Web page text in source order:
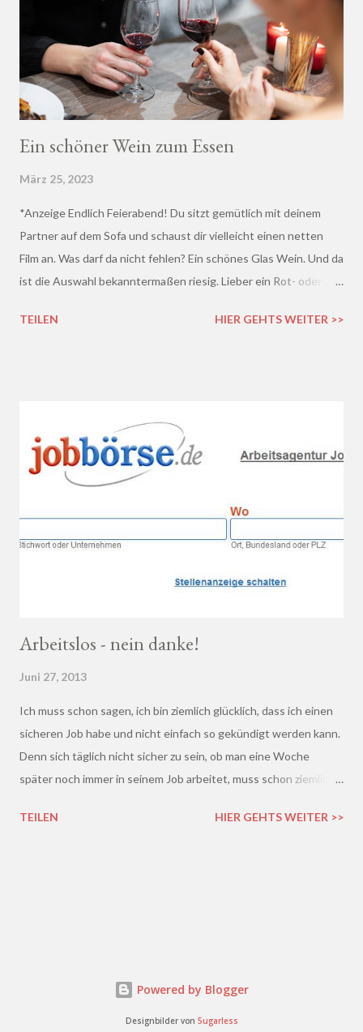
Ein schöner Wein zum Essen
März 25, 2023
*Anzeige Endlich Feierabend! Du sitzt gemütlich mit deinem
Partner auf dem Sofa und schaust dir vielleicht einen netten
Film an. Was darf da nicht fehlen? Ein schönes Glas Wein. Und da
ist die Auswahl bekanntermaßen riesig. Lieber ein Rot- oder
lieblich? Du hast die Qual der Wahl :D Wenn du so wie ich kaum
TEILEN HIER GEHTS WEITER >>
Arbeitslos - nein danke!
Juni 27, 2013
Ich muss schon sagen, ich bin ziemlich glücklich, dass ich einen
sicheren Job habe und nicht einfach so gekündigt werden kann.
Denn sich täglich nicht sicher zu sein, ob man eine Woche
später noch immer in seinem Job arbeitet, muss schon ziemlich
derzeitigen Situation kommt es ja leider gar nicht so wenig vor,
TEILEN HIER GEHTS WEITER >>
Powered by Blogger
Designbilder von 5ugarless